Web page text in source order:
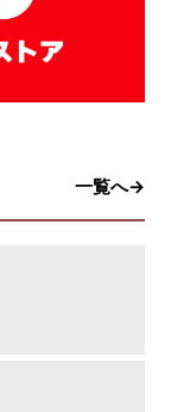
一覧へ→